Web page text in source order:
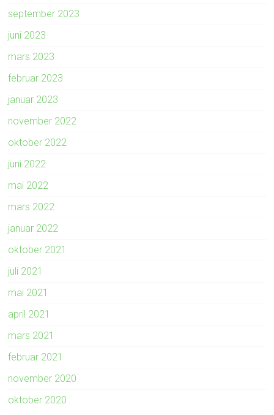
september 2023
juni 2023
mars 2023
februar 2023
januar 2023
november 2022
oktober 2022
juni 2022
mai 2022
mars 2022
januar 2022
oktober 2021
juli 2021
mai 2021
april 2021
mars 2021
februar 2021
november 2020
oktober 2020